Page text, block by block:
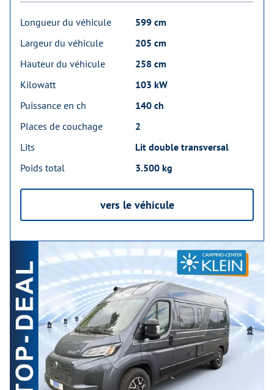
Longueur du véhicule
599 cm
Largeur du véhicule
205 cm
Hauteur du véhicule
258 cm
Kilowatt
103 kW
Puissance en ch
140 ch
Places de couchage
2
Lits
Lit double transversal
Poids total
3.500 kg
vers le véhicule